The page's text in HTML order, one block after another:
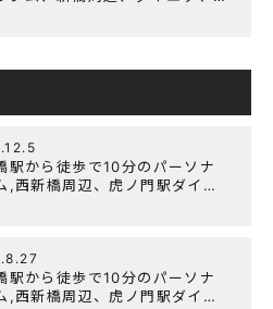
駅から徒歩で10分のパーソナ
,西新橋周辺、虎ノ門駅ダイエ
駅から徒歩で10分のパーソナ
,西新橋周辺、虎ノ門駅ダイエ